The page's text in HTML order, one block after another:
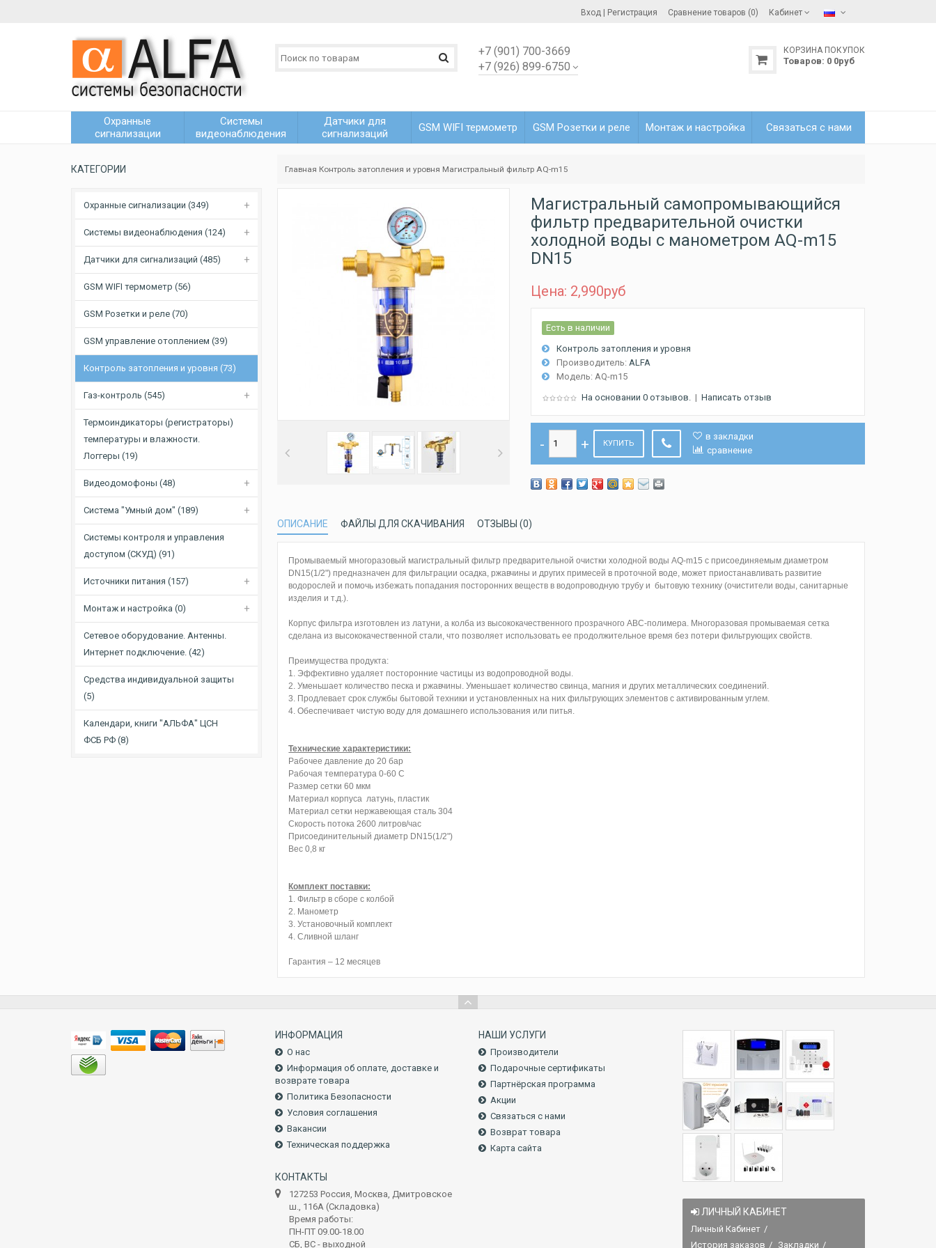
Вход Регистрация Сравнение товаров (0) Кабинет
+7 (901) 700-3669
+7 (926) 899-6750
КОРЗИНА ПОКУПОК
Товаров: 0 0руб
Охранные
сигнализации
Системы
видеонаблюдения
Датчики для
сигнализаций
GSM WIFI термометр GSM Розетки и реле Монтаж и настройка Связаться с нами
КАТЕГОРИИ
Охранные сигнализации (349)
Системы видеонаблюдения (124)
Датчики для сигнализаций (485)
GSM WIFI термометр (56)
GSM Розетки и реле (70)
GSM управление отоплением (39)
Контроль затопления и уровня (73)
Газ-контроль (545)
Термоиндикаторы (регистраторы)
температуры и влажности.
Логгеры (19)
Видеодомофоны (48)
Система "Умный дом" (189)
Системы контроля и управления
доступом (СКУД) (91)
Источники питания (157)
Монтаж и настройка (0)
Сетевое оборудование. Антенны.
Интернет подключение. (42)
Средства индивидуальной защиты
(5)
Календари, книги "АЛЬФА" ЦСН
ФСБ PФ (8)
Главная Контроль затопления и уровня Магистральный фильтр AQ-m15
Магистральный самопромывающийся
фильтр предварительной очистки
холодной воды с манометром AQ-m15
DN15
Цена: 2,990руб
Есть в наличии
Контроль затопления и уровня
Производитель: ALFA
Модель: AQ-m15
На основании 0 отзывов. |Написать отзыв
КУПИТЬ
в закладки
сравнение
ОПИСАНИЕ ФАЙЛЫ ДЛЯ СКАЧИВАНИЯ ОТЗЫВЫ (0)
Промываемый многоразовый магистральный фильтр предварительной очистки холодной воды AQ-m15 с присоединяемым диаметром
DN15(1/2") предназначен для фильтрации осадка, ржавчины и других примесей в проточной воде, может приостанавливать развитие
водорослей и помочь избежать попадания посторонних веществ в водопроводную трубу и бытовую технику (очистители воды, санитарные
изделия и т.д.).
Корпус фильтра изготовлен из латуни, а колба из высококачественного прозрачного АВС-полимера. Многоразовая промываемая сетка
сделана из высококачественной стали, что позволяет использовать ее продолжительное время без потери фильтрующих свойств.
Преимущества продукта:
1. Эффективно удаляет посторонние частицы из водопроводной воды.
2. Уменьшает количество песка и ржавчины. Уменьшает количество свинца, магния и других металлических соединений.
3. Продлевает срок службы бытовой техники и установленных на них фильтрующих элементов с активированным углем.
4. Обеспечивает чистую воду для домашнего использования или питья.
Технические характеристики:
Рабочее давление до 20 бар
Рабочая температура 0-60 C
Размер сетки 60 мкм
Материал корпуса латунь, пластик
Материал сетки нержавеющая сталь 304
Скорость потока 2600 литров/час
Присоединительный диаметр DN15(1/2")
Вес 0,8 кг
Комплект поставки:
1. Фильтр в сборе с колбой
2. Манометр
3. Установочный комплект
4. Сливной шланг
Гарантия – 12 месяцев
ИНФОРМАЦИЯ
О нас
Информация об оплате, доставке и
возврате товара
Политика Безопасности
Условия соглашения
Вакансии
Техническая поддержка
НАШИ УСЛУГИ
Производители
Подарочные сертификаты
Партнёрская программа
Акции
Связаться с нами
Возврат товара
Карта сайта
КОНТАКТЫ
127253 Россия, Москва, Дмитровское
ш., 116А (Складовка)
Время работы:
ПН-ПТ 09.00-18.00
СБ, ВС - выходной
ЛИЧНЫЙ КАБИНЕТ
Личный Кабинет
История заказов
Закладки